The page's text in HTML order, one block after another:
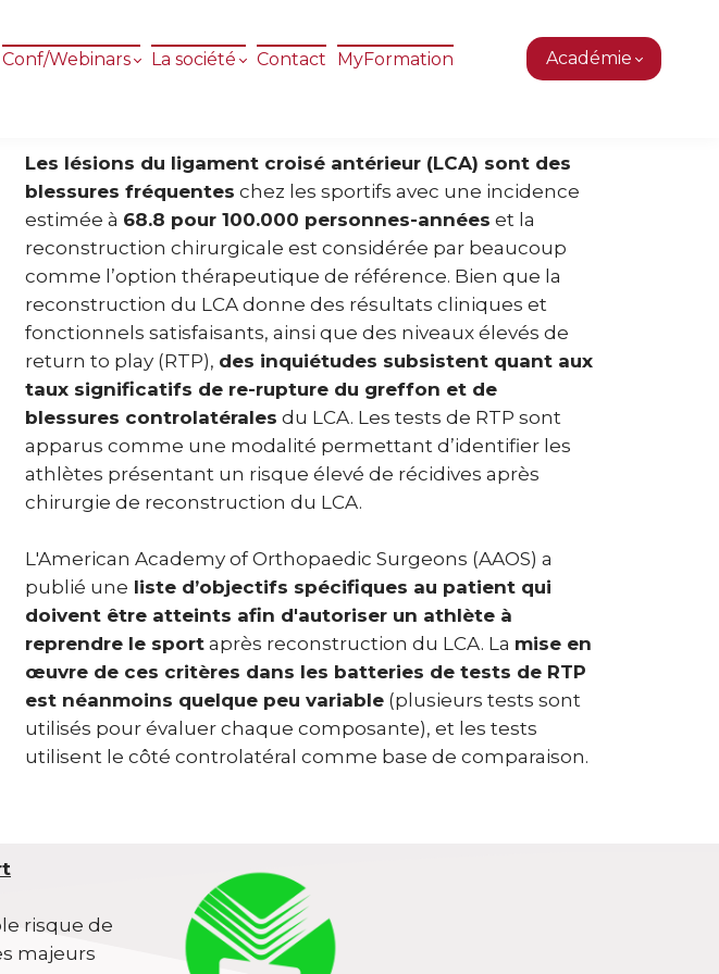
Conf/Webinars La société Contact MyFormation Académie
Les lésions du ligament croisé antérieur (LCA) sont des
blessures fréquentes chez les sportifs avec une incidence
estimée à 68.8 pour 100.000 personnes-années et la
reconstruction chirurgicale est considérée par beaucoup
comme l’option thérapeutique de référence. Bien que la
reconstruction du LCA donne des résultats cliniques et
fonctionnels satisfaisants, ainsi que des niveaux élevés de
return to play (RTP), des inquiétudes subsistent quant aux
taux significatifs de re-rupture du greffon et de
blessures controlatérales du LCA. Les tests de RTP sont
apparus comme une modalité permettant d’identifier les
athlètes présentant un risque élevé de récidives après
chirurgie de reconstruction du LCA.
L'American Academy of Orthopaedic Surgeons (AAOS) a
publié une liste d’objectifs spécifiques au patient qui
doivent être atteints afin d'autoriser un athlète à
reprendre le sport après reconstruction du LCA. La mise en
œuvre de ces critères dans les batteries de tests de RTP
est néanmoins quelque peu variable (plusieurs tests sont
utilisés pour évaluer chaque composante), et les tests
utilisent le côté controlatéral comme base de comparaison.
risque de
majeurs